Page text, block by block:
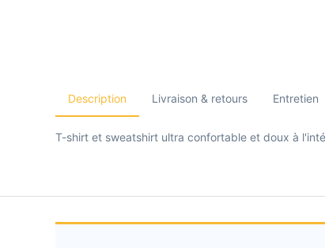
Description Livraison & retours Entretien
T-shirt et sweatshirt ultra confortable et doux à